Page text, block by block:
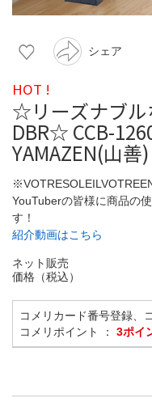
シェア
HOT !
☆リーズナブル
DBR☆ CCB-
YAMAZEN(山善
YouTuberの皆様に商品の
す！
紹介動画はこちら
ネット販売
価格（税込）
コメリカード番号登録、
コメリポイント ： 3ポイ